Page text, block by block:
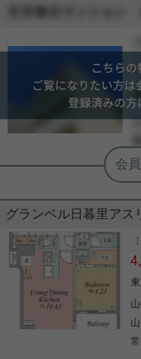
ク
かと思
の
に
会員限定
-
グランベル日暮里アス